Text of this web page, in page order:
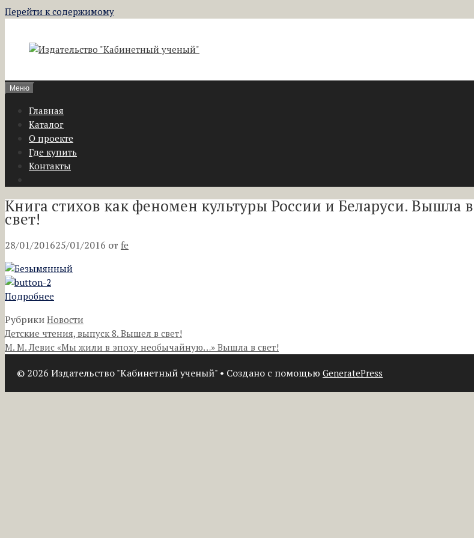
Перейти к содержимому
Меню
Главная
Каталог
О проекте
Где купить
Контакты
Книга стихов как феномен культуры России и Беларуси. Вышла в
свет!
28/01/201625/01/2016 от fe
Подробнее
Рубрики Новости
Детские чтения, выпуск 8. Вышел в свет!
М. М. Левис «Мы жили в эпоху необычайную…» Вышла в свет!
© 2026 Издательство "Кабинетный ученый" • Создано с помощью GeneratePress